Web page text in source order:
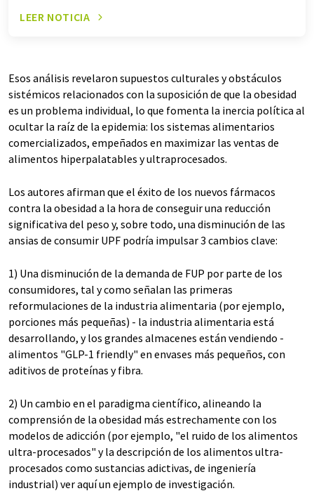
LEER NOTICIA
Esos análisis revelaron supuestos culturales y obstáculos
sistémicos relacionados con la suposición de que la obesidad
es un problema individual, lo que fomenta la inercia política al
ocultar la raíz de la epidemia: los sistemas alimentarios
comercializados, empeñados en maximizar las ventas de
alimentos hiperpalatables y ultraprocesados.
Los autores afirman que el éxito de los nuevos fármacos
contra la obesidad a la hora de conseguir una reducción
significativa del peso y, sobre todo, una disminución de las
ansias de consumir UPF podría impulsar 3 cambios clave:
1) Una disminución de la demanda de FUP por parte de los
consumidores, tal y como señalan las primeras
reformulaciones de la industria alimentaria (por ejemplo,
porciones más pequeñas) - la industria alimentaria está
desarrollando, y los grandes almacenes están vendiendo -
alimentos "GLP-1 friendly" en envases más pequeños, con
aditivos de proteínas y fibra.
2) Un cambio en el paradigma científico, alineando la
comprensión de la obesidad más estrechamente con los
modelos de adicción (por ejemplo, "el ruido de los alimentos
ultra-procesados" y la descripción de los alimentos ultra-
procesados como sustancias adictivas, de ingeniería
industrial) ver aquí un ejemplo de investigación.